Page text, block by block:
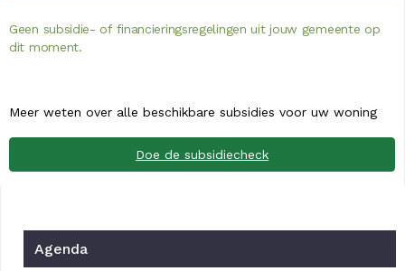
Geen subsidie- of financieringsregelingen uit jouw gemeente op
dit moment.
Meer weten over alle beschikbare subsidies voor uw woning
Doe de subsidiecheck
Agenda